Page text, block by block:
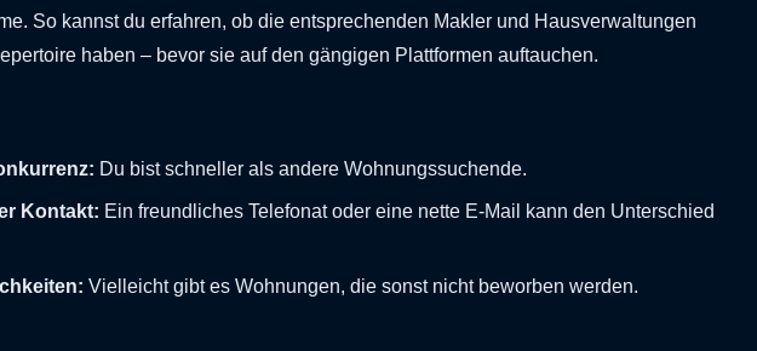
So kannst du erfahren, ob die entsprechenden Makler und Hausverwaltungen
haben – bevor sie auf den gängigen Plattformen auftauchen.
Du bist schneller als andere Wohnungssuchende.
Kontakt: Ein freundliches Telefonat oder eine nette E-Mail kann den Unterschied
Vielleicht gibt es Wohnungen, die sonst nicht beworben werden.